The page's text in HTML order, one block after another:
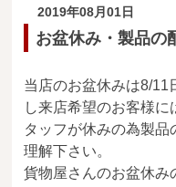
お買い物の流
送料・お支
ご注文前の
Attention
before
一枚板を直
2019年08月01日
お盆休み・製品の
当店のお盆休みは8/11
し来店希望のお客様に
タッフが休みの為製
理解下さい。
貨物屋さんのお盆休み